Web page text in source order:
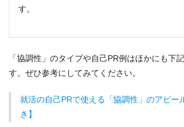
す。
「協調性」のタイプや自己PR例はほかにも下
す。ぜひ参考にしてみてください。
就活の自己PRで使える「協調性」のアピー
き】